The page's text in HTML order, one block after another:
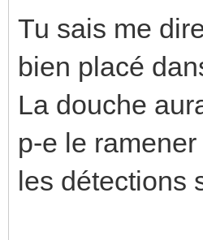
Tu sais me
bien placé
La douche
p-e le
les détections